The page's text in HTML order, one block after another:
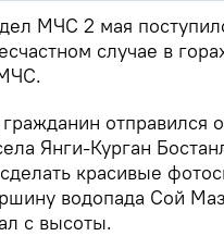
МЧС 2 мая
случае в
отправился
Янги-Курган
красивые
водопада Сой
с высоты.